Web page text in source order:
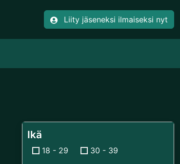
Liity jäseneksi ilmaiseksi nyt
Ikä
18 - 29
30 - 39